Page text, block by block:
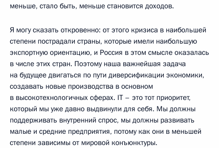
меньше, стало быть, меньше становится доходов.
Я могу сказать откровенно: от этого кризиса в наибольшей
степени пострадали страны, которые имели наибольшую
экспортную ориентацию, и Россия в этом смысле оказалась
в числе этих стран. Поэтому наша важнейшая задача
на будущее двигаться по пути диверсификации экономики,
создавать новые производства в основном
в высокотехнологичных сферах. IT – это тот приоритет,
который мы уже давно выдвинули для себя. Мы должны
поддерживать внутренний спрос, мы должны развивать
малые и средние предприятия, потому как они в меньшей
степени зависимы от мировой конъюнктуры.